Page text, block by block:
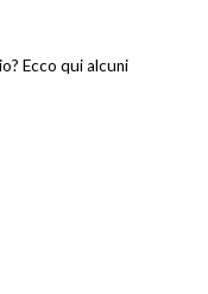
Ecco qui alcuni